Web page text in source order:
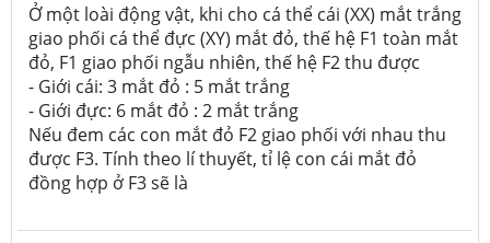
Ở một loài động vật, khi cho cá thể cái (XX) mắt trắng
giao phối cá thể đực (XY) mắt đỏ, thế hệ F1 toàn mắt
đỏ, F1 giao phối ngẫu nhiên, thế hệ F2 thu được
- Giới cái: 3 mắt đỏ : 5 mắt trắng
- Giới đực: 6 mắt đỏ : 2 mắt trắng
Nếu đem các con mắt đỏ F2 giao phối với nhau thu
được F3. Tính theo lí thuyết, tỉ lệ con cái mắt đỏ
đồng hợp ở F3 sẽ là